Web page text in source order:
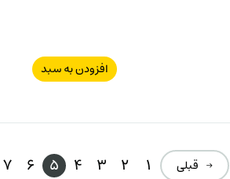
افزودن به سبد
→ قبلی 1
2
3
4
5
6
7